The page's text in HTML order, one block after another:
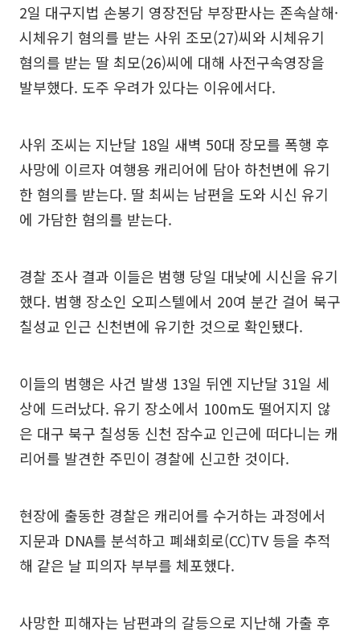
2일 대구지법 손봉기 영장전담 부장판사는 존속살해·
시체유기 혐의를 받는 사위 조모(27)씨와 시체유기
혐의를 받는 딸 최모(26)씨에 대해 사전구속영장을
발부했다. 도주 우려가 있다는 이유에서다.
사위 조씨는 지난달 18일 새벽 50대 장모를 폭행 후
사망에 이르자 여행용 캐리어에 담아 하천변에 유기
한 혐의를 받는다. 딸 최씨는 남편을 도와 시신 유기
에 가담한 혐의를 받는다.
경찰 조사 결과 이들은 범행 당일 대낮에 시신을 유기
했다. 범행 장소인 오피스텔에서 20여 분간 걸어 북구
칠성교 인근 신천변에 유기한 것으로 확인됐다.
이들의 범행은 사건 발생 13일 뒤엔 지난달 31일 세
상에 드러났다. 유기 장소에서 100m도 떨어지지 않
은 대구 북구 칠성동 신천 잠수교 인근에 떠다니는 캐
리어를 발견한 주민이 경찰에 신고한 것이다.
현장에 출동한 경찰은 캐리어를 수거하는 과정에서
지문과 DNA를 분석하고 폐쇄회로(CC)TV 등을 추적
해 같은 날 피의자 부부를 체포했다.
사망한 피해자는 남편과의 갈등으로 지난해 가출 후